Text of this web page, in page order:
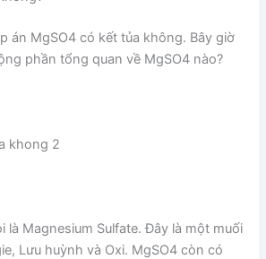
án MgSO4 có kết tủa không. Bây giờ
phần tổng quan về MgSO4 nào?
là Magnesium Sulfate. Đây là một muối
Lưu huỳnh và Oxi. MgSO4 còn có